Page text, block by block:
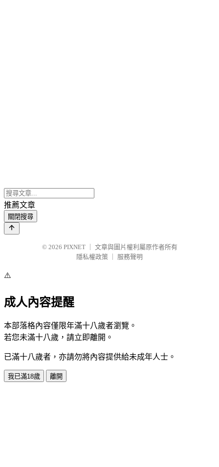
推薦文章
關閉搜尋
© 2026 PIXNET
文章與圖片權利屬原作者所有
隱私權政策
服務聲明
⚠️
成人內容提醒
本部落格內容僅限年滿十八歲者瀏覽。
若您未滿十八歲，請立即離開。
已滿十八歲者，亦請勿將內容提供給未成年人士。
我已滿18歲 離開